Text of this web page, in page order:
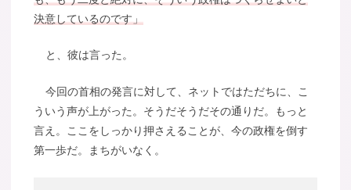
決意しているのです」
と、彼は言った。
今回の首相の発言に対して、ネットではただちに、こ
ういう声が上がった。そうだそうだその通りだ。もっと
言え。ここをしっかり押さえることが、今の政権を倒す
第一歩だ。まちがいなく。